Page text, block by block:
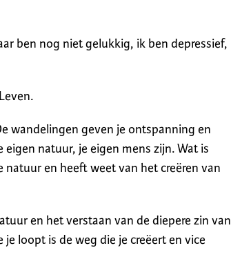
ben nog niet gelukkig, ik ben depressief,
wandelingen geven je ontspanning en
natuur, je eigen mens zijn. Wat is
natuur en heeft weet van het creëren van
en het verstaan van de diepere zin van
loopt is de weg die je creëert en vice